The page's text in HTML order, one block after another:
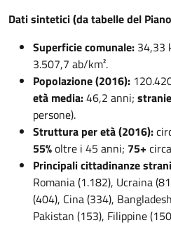
Dati sintetici (da tabelle del
Superficie comunale: 34,33
3.507,7 ab/km².
Popolazione (2016):
età media:46,2 anni;
persone).
Struttura per età (2016):
55%oltre i 45 anni; 75+
Principali cittadinanze
Romania (1.182), Ucraina
(404), Cina (334),
Pakistan (153), Filippine